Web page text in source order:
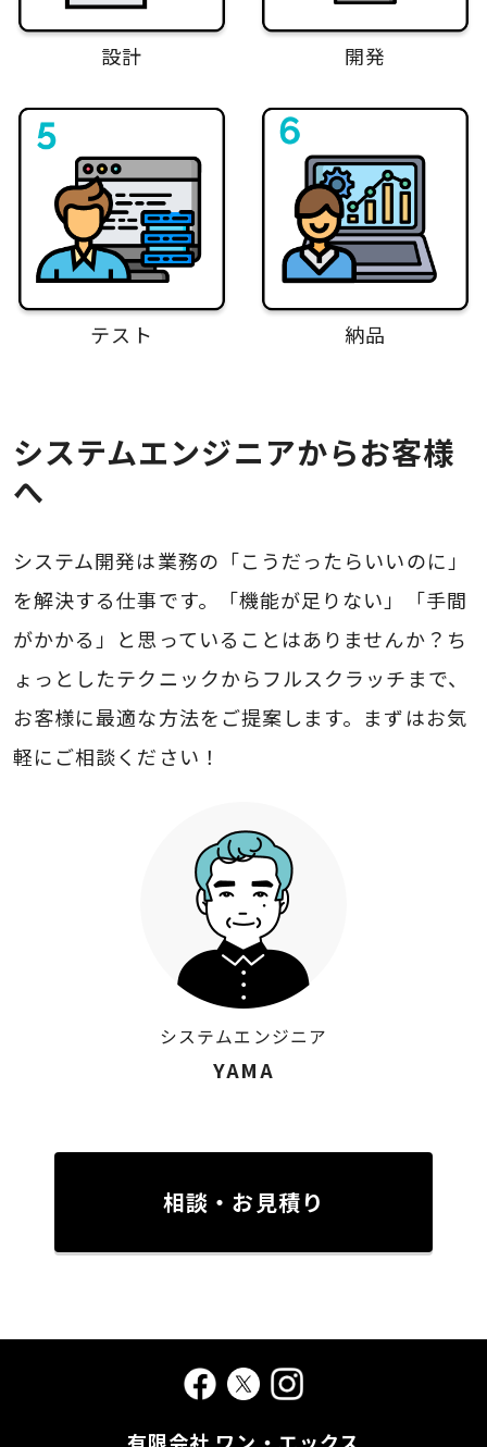
設計 開発
テスト 納品
システムエンジニア
YAMA
システムエンジニアからお客様
へ
システム開発は業務の「こうだったらいいのに」
を解決する仕事です。「機能が足りない」「手間
がかかる」と思っていることはありませんか？ち
ょっとしたテクニックからフルスクラッチまで、
お客様に最適な方法をご提案します。まずはお気
軽にご相談ください！
相談・お見積り